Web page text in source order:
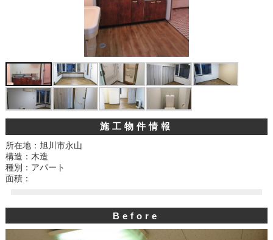
施工物件情報
所在地：旭川市永山
構造：木造
種別：アパート
面積：
Before